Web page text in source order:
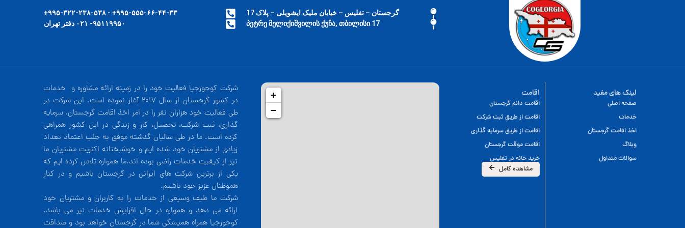
۹۹۵-۵۵۵-۶۶-۴۴-۳۳+ - ۹۹۵-۳۲۲-۲۳۸-۵۳۸+
۹۵۱۱۹۹۵۰- ۰۲۱ دفتر تهران
گرجستان – تفلیس – خیابان ملیک ایشویلی – پلاک 17
17 პეტრე მელიქიშვილის ქუჩა, თბილისი
شرکت کوجورجیا فعالیت خود را در زمینه ارائه مشاوره و خدمات
در کشور گرجستان از سال 2017 آغاز نموده است. این شرکت در
طی فعالیت خود هزاران نفر را در امر اخذ اقامت گرجستان، سرمایه
گذاری، ثبت شرکت، تحصیل، کار و زندگی در این کشور همراهی
کرده است. ما در طی سالیان گذشته موفق به جلب اعتماد تعداد
زیادی از مشتریان خود شده ایم و خوشبختانه اکثریت مشتریان ما
نیز از کیفیت خدمات راضی بوده اند.ما همواره تلاش کرده ایم که
یکی از برترین شرکت های ایرانی در گرجستان باشیم و در کنار
هموطنان عزیز خود باشیم.
شرکت ما طیف وسیعی از خدمات را به کاربران و مشتریان خود
ارائه می دهد و همواره در حال افزایش خدمات نیز می باشد.
کوجورجیا همراه همیشگی شما در گرجستان خواهد بود و صداقت
+
−
اقامت
اقامت دائم گرجستان
اقامت از طریق ثبت شرکت
اقامت از طریق سرمایه گذاری
اقامت موقت گرجستان
خرید خانه در تفلیس
مشاهده کامل
لینک های مفید
صفحه اصلی
خدمات
اخذ اقامت گرجستان
وبلاگ
سوالات متداول